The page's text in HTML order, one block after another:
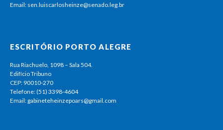
Email: sen.luiscarlosheinze@senado.leg.br
ESCRITÓRIO PORTO ALEGRE
Rua Riachuelo, 1098 – Sala 504.
Edifício Tribuno
CEP: 90010-270
Telefone: (51) 3398-4604
Email: gabineteheinzepoars@gmail.com